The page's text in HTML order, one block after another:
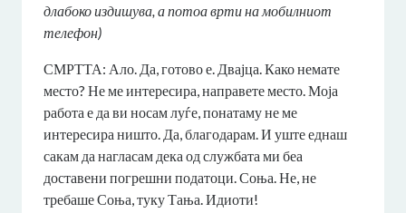
длабоко издишува, а потоа врти на мобилниот
телефон)
СМРТТА: Ало. Да, готово е. Двајца. Како немате
место? Не ме интересира, направете место. Моја
работа е да ви носам луѓе, понатаму не ме
интересира ништо. Да, благодарам. И уште еднаш
сакам да нагласам дека од службата ми беа
доставени погрешни податоци. Соња. Не, не
требаше Соња, туку Тања. Идиоти!